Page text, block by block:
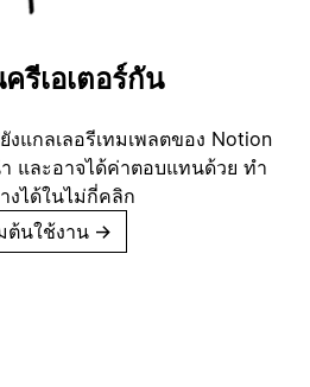
รีเอเตอร์กัน
แกลเลอรีเทมเพลตของ Notion
และอาจได้ค่าตอบแทนด้วย ทำ
งได้ในไม่กี่คลิก
ต้นใช้งาน →